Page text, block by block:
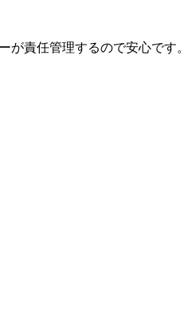
責任管理するので安心です。